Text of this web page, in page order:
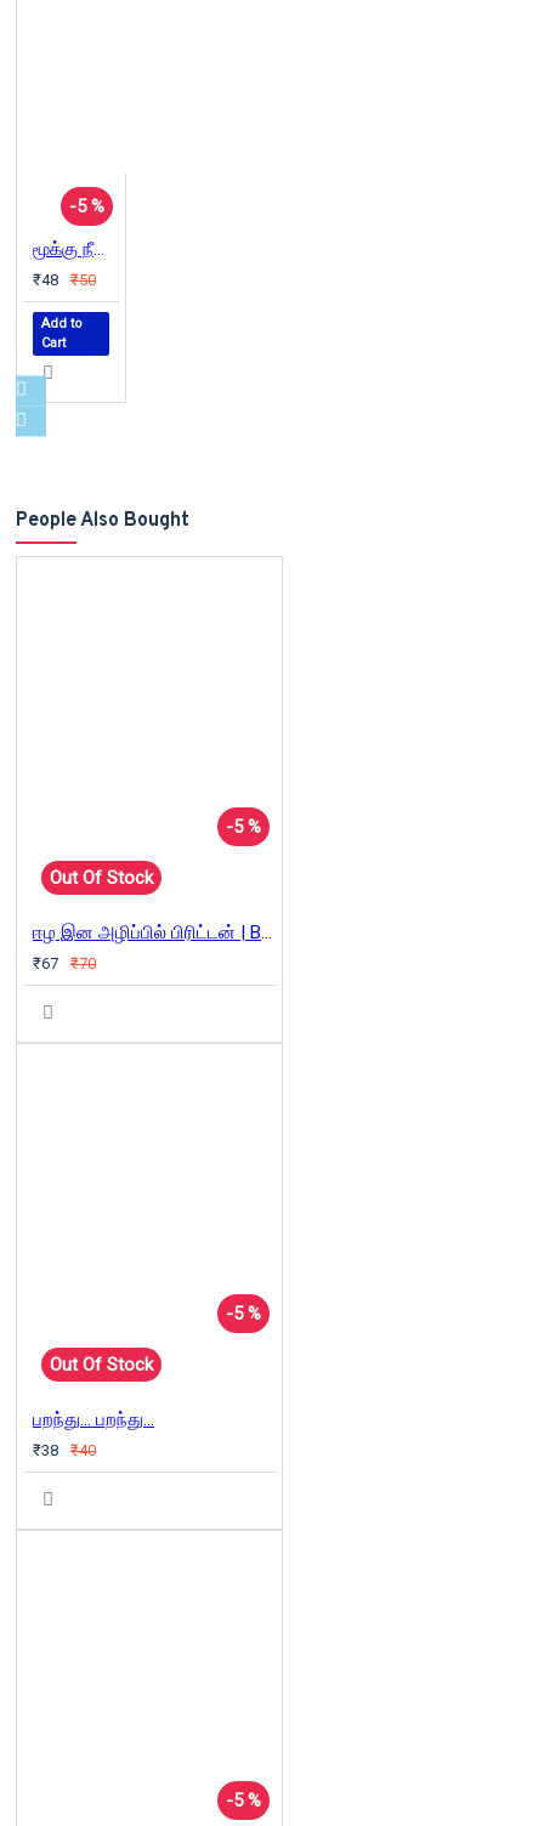
-5 %
மூக்கு நீண்ட குருவி
₹48 ₹50
Add to
Cart
People Also Bought
-5 %
Out Of Stock
ஈழ இன அழிப்பில் பிரிட்டன் | Britain's Dirty War
₹67 ₹70
-5 %
Out Of Stock
பறந்து... பறந்து...
₹38 ₹40
-5 %